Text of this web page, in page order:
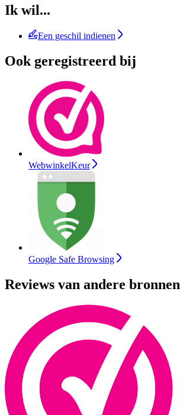
Ik wil...
Een geschil indienen
Ook geregistreerd bij
WebwinkelKeur
Google Safe Browsing
Reviews van andere bronnen